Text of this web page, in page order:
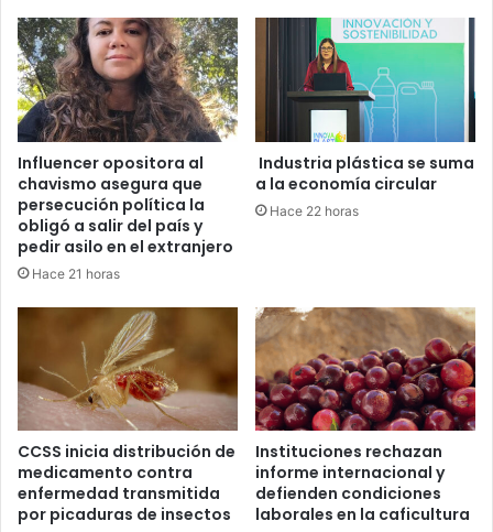
Influencer opositora al
chavismo asegura que
persecución política la
obligó a salir del país y
pedir asilo en el extranjero
Hace 21 horas
Industria plástica se suma
a la economía circular
Hace 22 horas
CCSS inicia distribución de
medicamento contra
enfermedad transmitida
por picaduras de insectos
Instituciones rechazan
informe internacional y
defienden condiciones
laborales en la caficultura